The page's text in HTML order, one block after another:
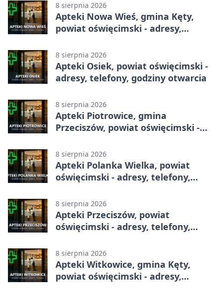
8 sierpnia 2026
Apteki Nowa Wieś, gmina Kęty,
powiat oświęcimski - adresy,
8 sierpnia 2026
Apteki Osiek, powiat oświęcimski -
adresy, telefony, godziny otwarcia
8 sierpnia 2026
Apteki Piotrowice, gmina
Przeciszów, powiat oświęcimski -
8 sierpnia 2026
Apteki Polanka Wielka, powiat
oświęcimski - adresy, telefony,
8 sierpnia 2026
Apteki Przeciszów, powiat
oświęcimski - adresy, telefony,
8 sierpnia 2026
Apteki Witkowice, gmina Kęty,
powiat oświęcimski - adresy,